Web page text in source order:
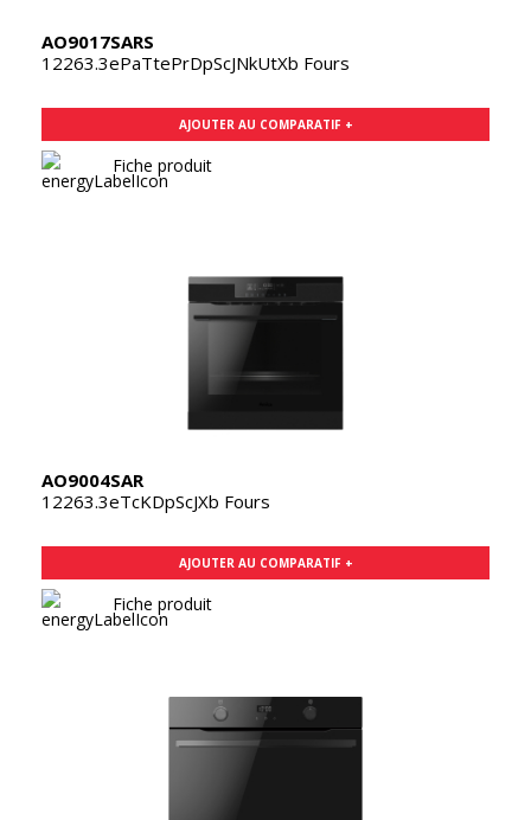
AO9017SARS
12263.3ePaTtePrDpScJNkUtXb Fours
AJOUTER AU COMPARATIF +
Fiche produit
AO9004SAR
12263.3eTcKDpScJXb Fours
AJOUTER AU COMPARATIF +
Fiche produit